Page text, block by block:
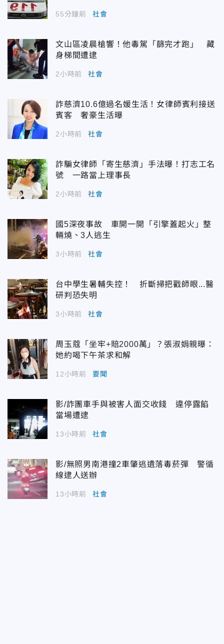
55分鐘前 社會
文山區凌晨槍響！他毒駕「篩完才跑」 藏
身梯間遭逮
2小時前 社會
詐慈濟10.6億過名媛生活！女律師賓利接送
賓客 奢豪生活曝
2小時前 社會
詐騙女律師「寄生慈濟」手法曝！打志工名
號 一路當上理事長
2小時前 社會
國5深夜事故 車開一開「引擎蓋起火」整
輛燒、3人逃生
3小時前 社會
台中學生暑輔失控！ 折斷掃把戳師眼...醫
研判恐失明
3小時前 社會
周玉蔻「坐牢+賠2000萬」？張淑娟親曝：
她約喝下午茶求和解
12小時前 要聞
影/詐團車手與被害人面交收錢 違停露餡
當場遭逮
13小時前 社會
影/無照男南港撞2車肇逃遺落毒菸彈 警循
線逮人送辦
13小時前 社會